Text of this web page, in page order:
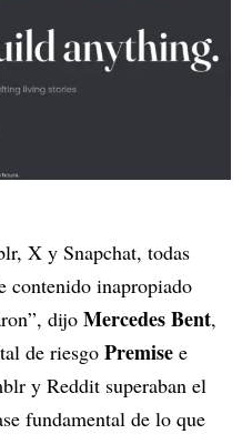
X y Snapchat, todas
contenido inapropiado
dijo Mercedes Bent,
de riesgo Premise e
y Reddit superaban el
fundamental de lo que